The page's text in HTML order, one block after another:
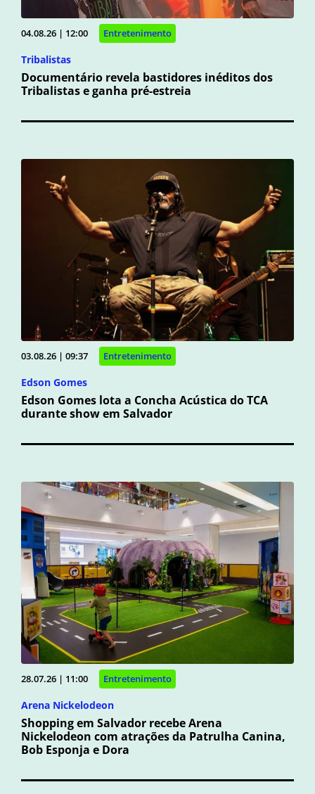
04.08.26 | 12:00 Entretenimento
Tribalistas
Documentário revela bastidores inéditos dos
Tribalistas e ganha pré-estreia
03.08.26 | 09:37 Entretenimento
Edson Gomes
Edson Gomes lota a Concha Acústica do TCA
durante show em Salvador
28.07.26 | 11:00 Entretenimento
Arena Nickelodeon
Shopping em Salvador recebe Arena
Nickelodeon com atrações da Patrulha Canina,
Bob Esponja e Dora